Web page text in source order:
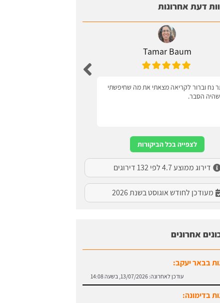
דעת אחרונות
Tamar Baum
נח וברור לקריאה מצאתי את מה שחיפשתי
שהיה הסבר.
לצפייה בכל הביקורות
דירוג ממוצע 4.7 לפי 132 דירוגים
מעודכן לחודש אוגוסט בשנת 2026
אחרונים
בבאר יעקב:
עודכן לאחרונה: 13/07/2026, בשעה 14:08
בדימונה: